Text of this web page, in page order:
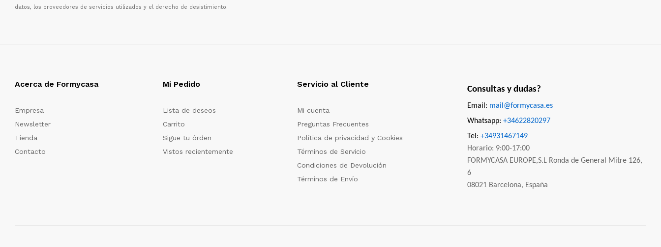
datos, los proveedores de servicios utilizados y el derecho de desistimiento.
Acerca de Formycasa
Empresa
Newsletter
Tienda
Contacto
Mi Pedido
Lista de deseos
Carrito
Sigue tu órden
Vistos recientemente
Servicio al Cliente
Mi cuenta
Preguntas Frecuentes
Política de privacidad y Cookies
Términos de Servicio
Condiciones de Devolución
Términos de Envío
Consultas y dudas?
Email: mail@formycasa.es
Whatsapp: +34622820297
Tel: +34931467149
Horario: 9:00-17:00
FORMYCASA EUROPE,S.L Ronda de General Mitre 126,
6
08021 Barcelona, España